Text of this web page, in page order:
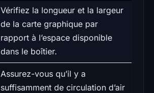
Vérifiez la longueur et la largeur
de la carte graphique par
rapport à l’espace disponible
dans le boîtier.
Assurez-vous qu’il y a
suffisamment de circulation d’air